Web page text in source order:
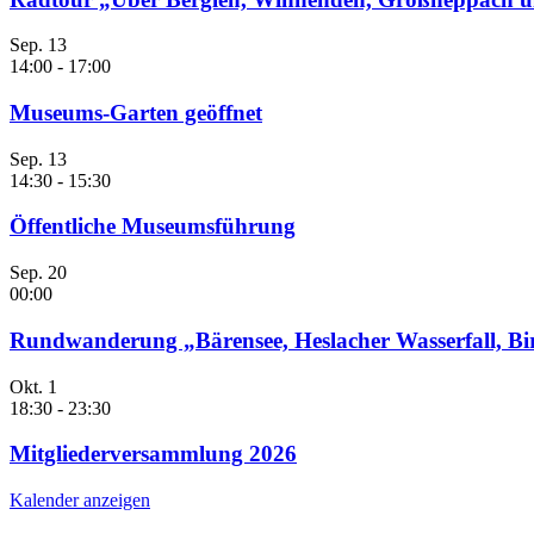
Sep. 13
14:00 - 17:00
Museums-Garten geöffnet
Sep. 13
14:30 - 15:30
Öffentliche Museumsführung
Sep. 20
00:00
Rundwanderung „Bärensee, Heslacher Wasserfall,
Okt. 1
18:30 - 23:30
Mitgliederversammlung 2026
Kalender anzeigen